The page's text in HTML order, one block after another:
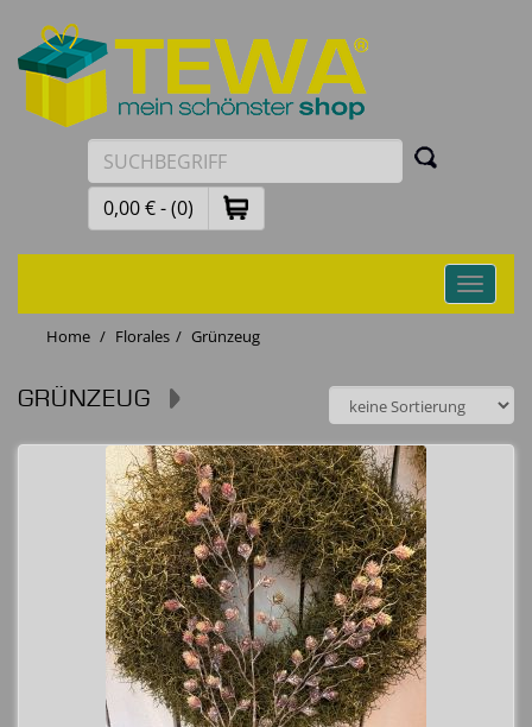
0,00 € - (0)
Toggle
Home
Florales Grünzeug
GRÜNZEUG